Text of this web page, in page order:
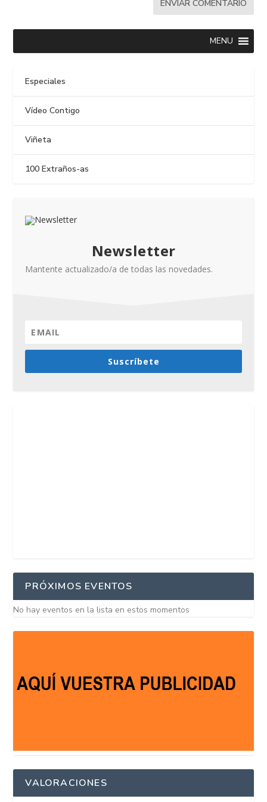
MENU
Especiales
Vídeo Contigo
Viñeta
100 Extraños-as
Newsletter
Mantente actualizado/a de todas las novedades.
Suscríbete
PRÓXIMOS EVENTOS
No hay eventos en la lista en estos momentos
VALORACIONES